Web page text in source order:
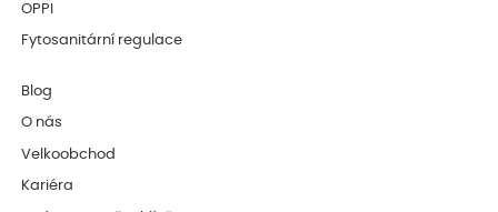
OPPI
Fytosanitární regulace
Blog
O nás
Velkoobchod
Kariéra